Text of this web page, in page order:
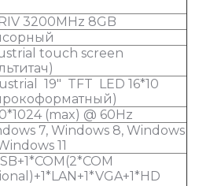
3200MHz 8GB
touch screen
19" TFT LED 16*10
(max) @ 60Hz
7, Windows 8, Windows
11